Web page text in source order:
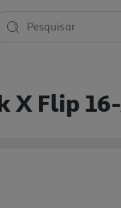
Pesquisar
X Flip